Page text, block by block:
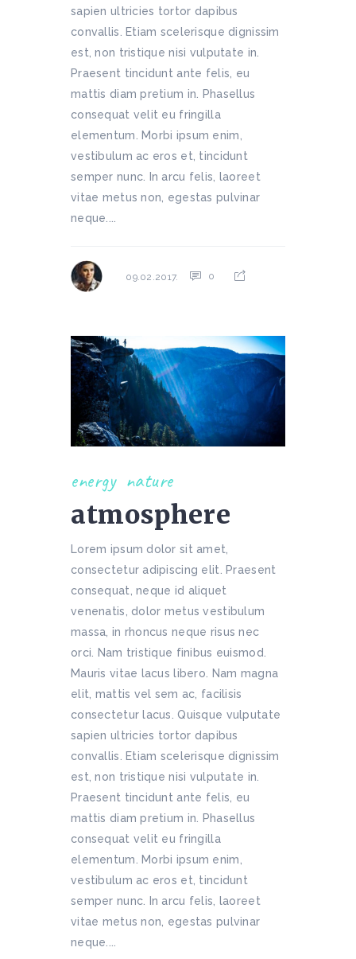
sapien ultricies tortor dapibus
convallis. Etiam scelerisque dignissim
est, non tristique nisi vulputate in.
Praesent tincidunt ante felis, eu
mattis diam pretium in. Phasellus
consequat velit eu fringilla
elementum. Morbi ipsum enim,
vestibulum ac eros et, tincidunt
semper nunc. In arcu felis, laoreet
vitae metus non, egestas pulvinar
neque....
09.02.2017. 0
energy nature
atmosphere
Lorem ipsum dolor sit amet,
consectetur adipiscing elit. Praesent
consequat, neque id aliquet
venenatis, dolor metus vestibulum
massa, in rhoncus neque risus nec
orci. Nam tristique finibus euismod.
Mauris vitae lacus libero. Nam magna
elit, mattis vel sem ac, facilisis
consectetur lacus. Quisque vulputate
sapien ultricies tortor dapibus
convallis. Etiam scelerisque dignissim
est, non tristique nisi vulputate in.
Praesent tincidunt ante felis, eu
mattis diam pretium in. Phasellus
consequat velit eu fringilla
elementum. Morbi ipsum enim,
vestibulum ac eros et, tincidunt
semper nunc. In arcu felis, laoreet
vitae metus non, egestas pulvinar
neque....